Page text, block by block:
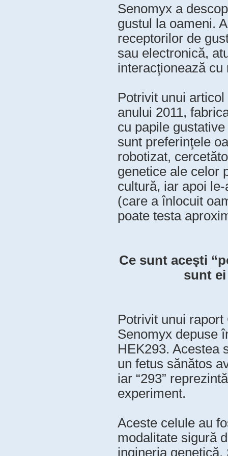
Senomyx a
gustul la oameni.
receptorilor de
sau electronică,
interacţionează cu
Potrivit unui
anului 2011,
cu papile
sunt preferinţele
robotizat,
genetice ale celor
cultură, iar apoi
(care a înlocuit
poate testa
Ce sunt aceşti
sunt
Potrivit unui
Senomyx depuse
HEK293. Acestea
un fetus sănătos
iar “293”
experiment.
Aceste celule au
modalitate sigură
ingineria